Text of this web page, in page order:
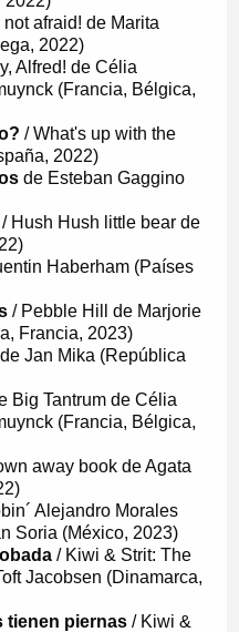
not afraid! de Marita
2022)
Alfred! de Célia
(Francia, Bélgica,
/ What's up with the
2022)
de Esteban Gaggino
Hush Hush little bear de
Haberham (Países
/ Pebble Hill de Marjorie
Francia, 2023)
Jan Mika (República
Big Tantrum de Célia
(Francia, Bélgica,
away book de Agata
Alejandro Morales
Soria (México, 2023)
/ Kiwi & Strit: The
Jacobsen (Dinamarca,
tienen piernas/ Kiwi &